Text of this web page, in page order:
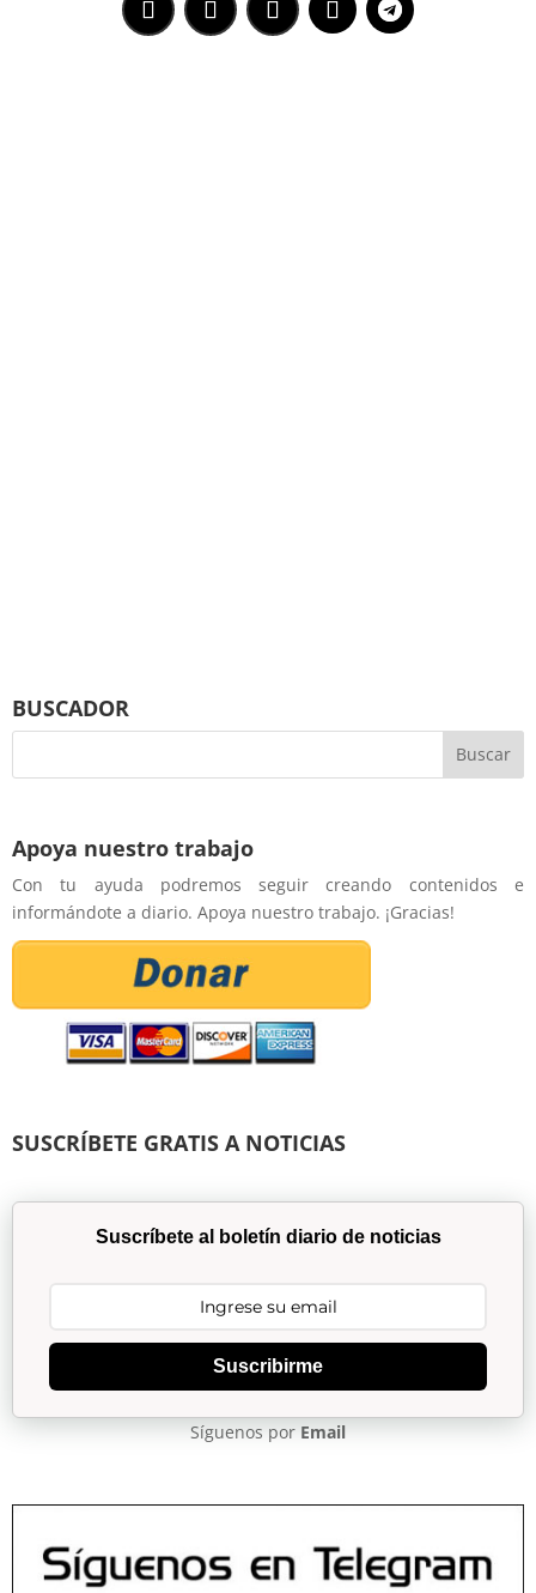
BUSCADOR
Apoya nuestro trabajo
Con tu ayuda podremos seguir creando contenidos e
informándote a diario. Apoya nuestro trabajo. ¡Gracias!
SUSCRÍBETE GRATIS A NOTICIAS
Suscríbete al boletín diario de noticias
Suscribirme
Síguenos por Email